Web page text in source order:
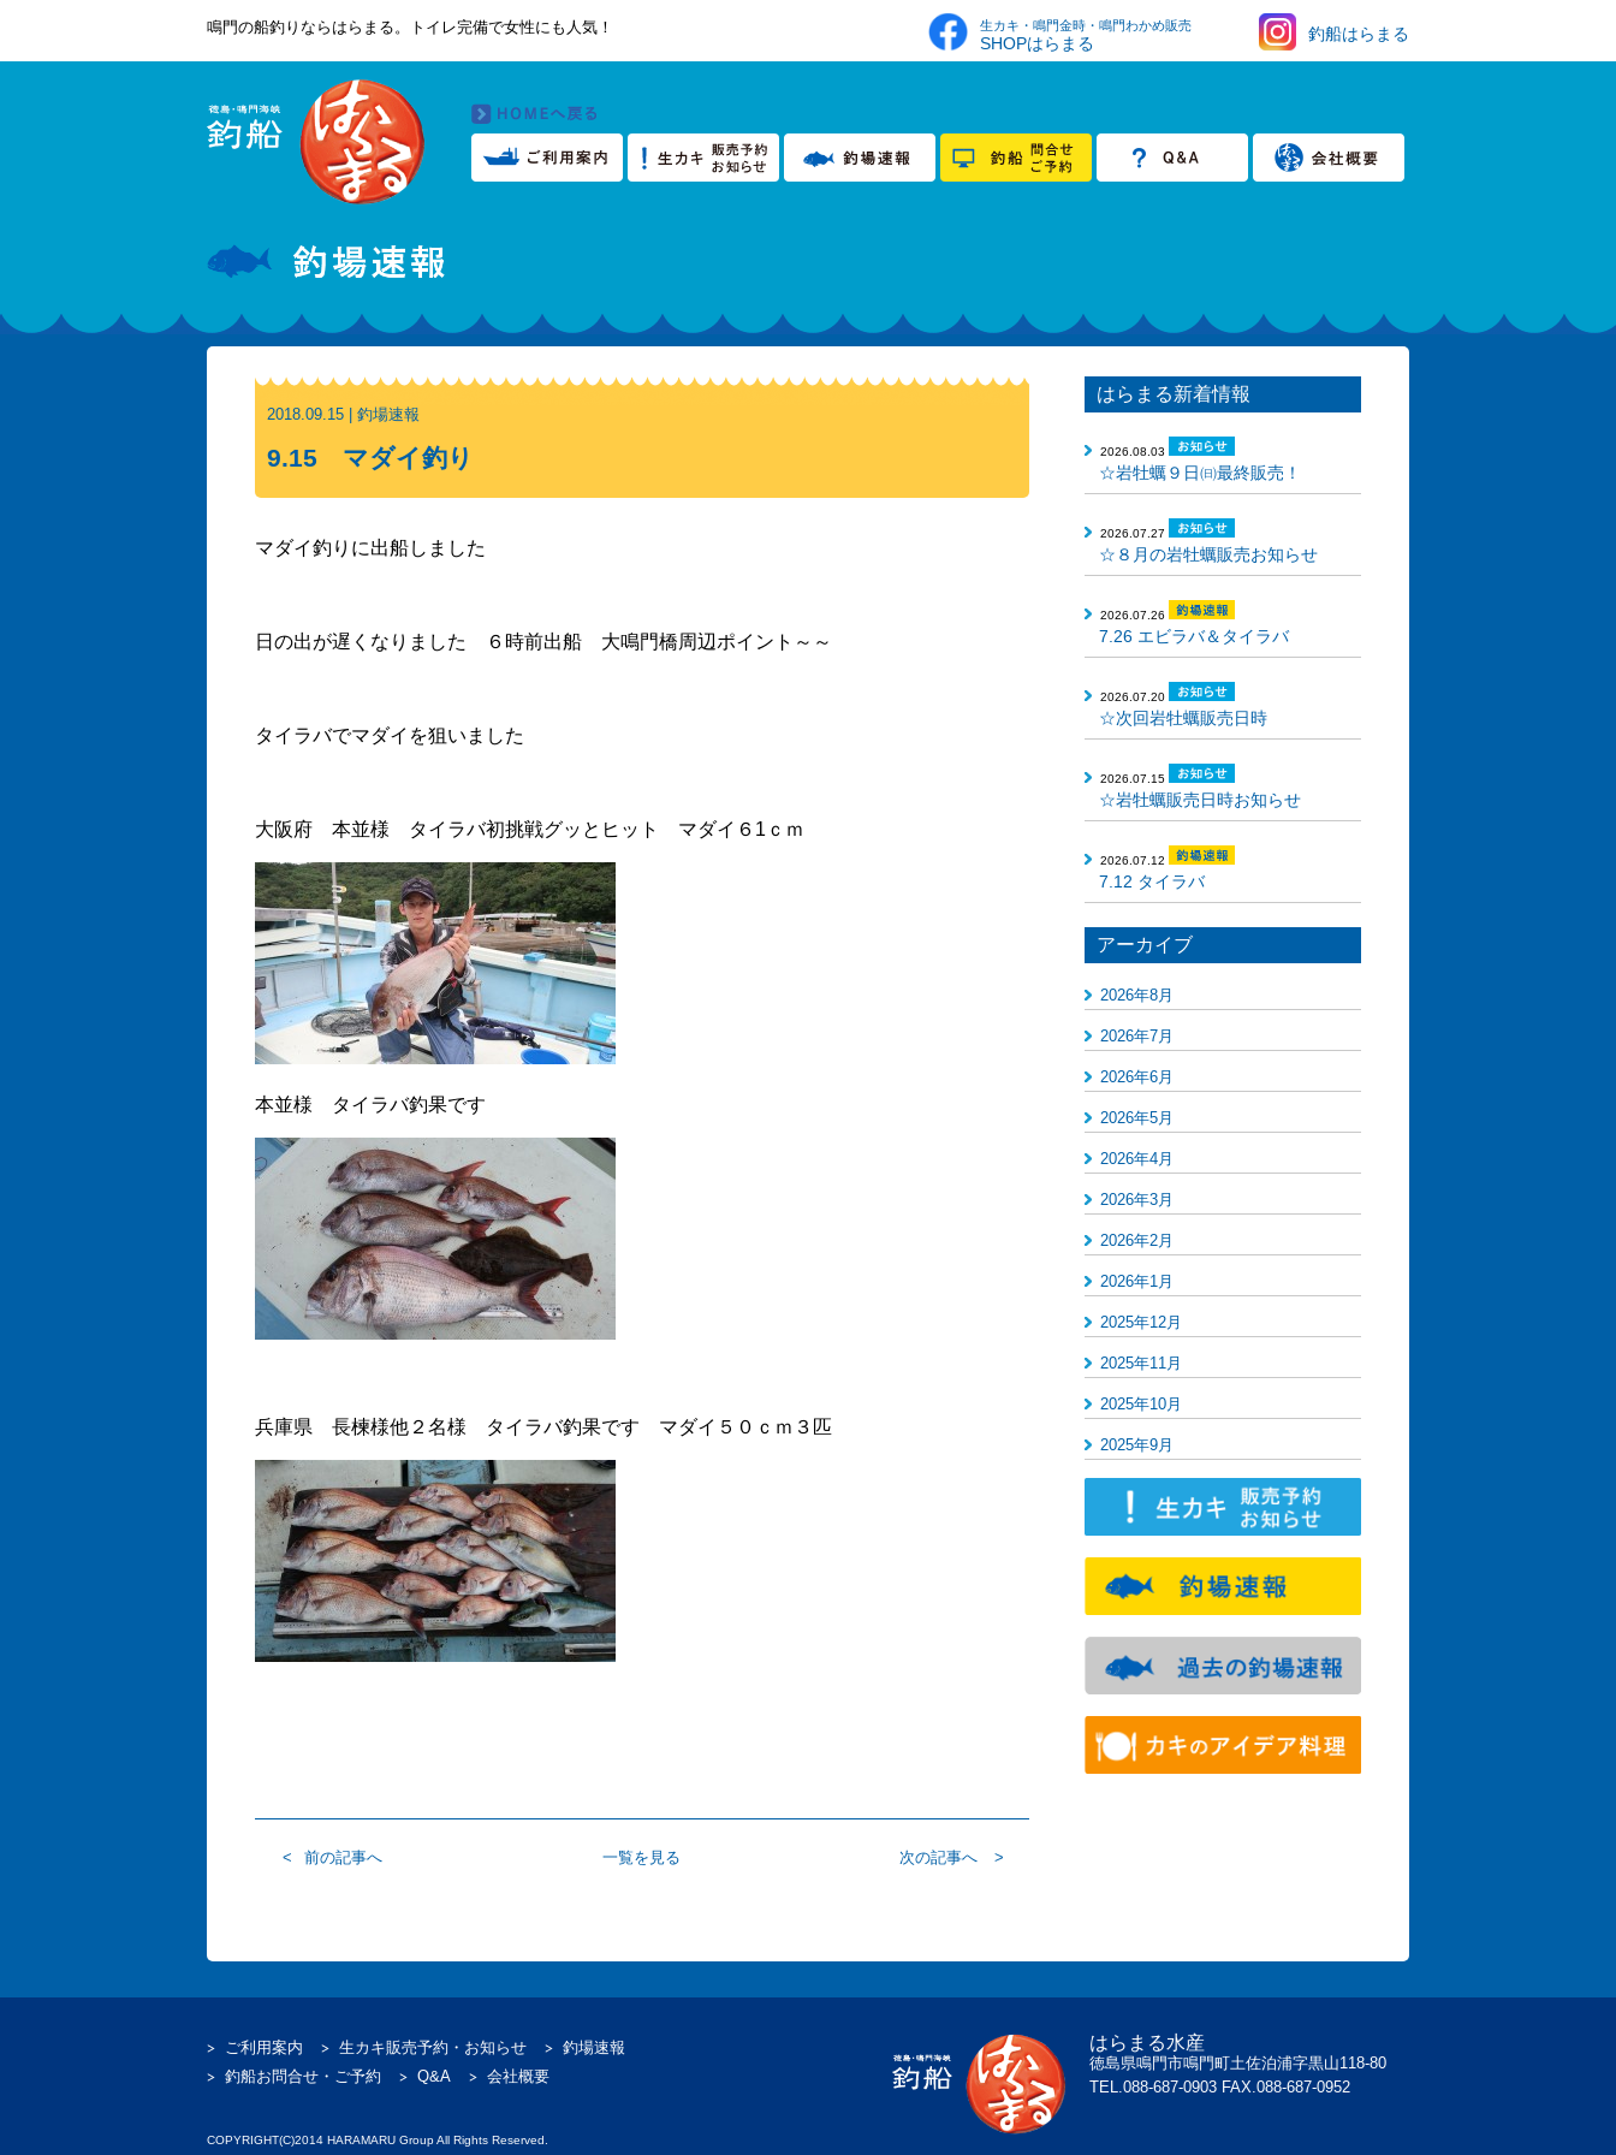
鳴門の船釣りならはらまる。トイレ完備で女性にも人気！ 生カキ・鳴門金時・鳴門わかめ販売
SHOPはらまる 釣船はらまる
2018.09.15 | 釣場速報
9.15 マダイ釣り
マダイ釣りに出船しました
日の出が遅くなりました ６時前出船 大鳴門橋周辺ポイント～～
タイラバでマダイを狙いました
大阪府 本並様 タイラバ初挑戦グッとヒット マダイ６1ｃｍ
本並様 タイラバ釣果です
兵庫県 長楝様他２名様 タイラバ釣果です マダイ５０ｃｍ３匹
前の記事へ 一覧を見る 次の記事へ
はらまる新着情報
2026.08.03
☆岩牡蠣９日㈰最終販売！
2026.07.27
☆８月の岩牡蠣販売お知らせ
2026.07.26
7.26 エビラバ＆タイラバ
2026.07.20
☆次回岩牡蠣販売日時
2026.07.15
☆岩牡蠣販売日時お知らせ
2026.07.12
7.12 タイラバ
アーカイブ
2026年8月
2026年7月
2026年6月
2026年5月
2026年4月
2026年3月
2026年2月
2026年1月
2025年12月
2025年11月
2025年10月
2025年9月
ご利用案内 生カキ販売予約・お知らせ
釣場速報
釣船お問合せ・ご予約
Q&A 会社概要
はらまる水産
徳島県鳴門市鳴門町土佐泊浦字黒山118-80
TEL.088-687-0903 FAX.088-687-0952
COPYRIGHT(C)2014 HARAMARU Group All Rights Reserved.